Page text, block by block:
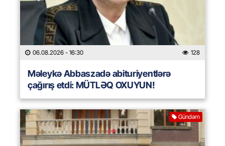
06.08.2026 - 16:30 128
Məleykə Abbaszadə abituriyentlərə
çağırış etdi: MÜTLƏQ OXUYUN!
Gündəm